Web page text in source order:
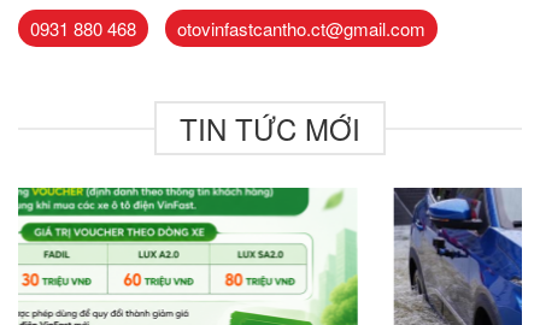
0931 880 468
otovinfastcantho.ct@gmail.com
TIN TỨC MỚI